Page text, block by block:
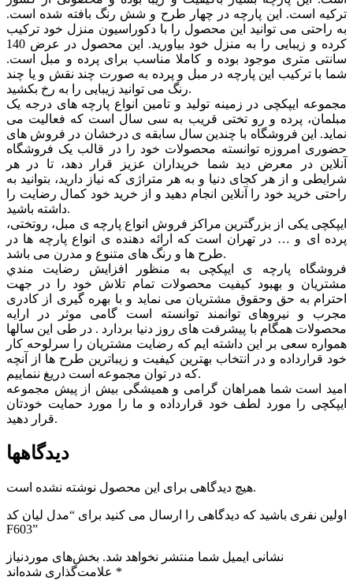
ترکیه است. این پارچه در چهار طرح و شش رنگ بافته شده است.
به راحتی می توانید این محصول را با دکوراسیون منزل خود ترکیب
کرده و زیبایی را به منزل خود بیاورید. این محصول در عرض 140
سانتی متری موجود بوده و کاملا مناسب برای پرده و مبل است.
شما با ترکیب این پارچه در مبل و پرده به صورت چند نقش و یا چند
رنگ می توانید زیبایی را به رخ بکشید.
مجموعه ایپکچی در زمینه تولید و تامین انواع پارچه های درجه یک
مبلمان، پرده و رو تختی قریب به سی سال است که فعالیت می
نماید. این فروشگاه با چندین سال سابقه ی درخشان در فروش های
حضوری امروزه توانسته محصولات خود را در قالب یک فروشگاه
آنلاین در معرض دید شما خریداران عزیز قرار دهد، تا در هر
شرایطی و از هر کجای دنیا و به هر متراژی که نیاز دارید، بتوانید به
راحتی خرید خود را آنلاین انجام دهید و از خرید خود کمال رضایت را
داشته باشید.
ایپکچی یکی از بزرگترین مراکز فروش انواع پارچه ی مبل، روتختی،
پرده ای و … در تهران است که ارائه دهنده ی انواع پارچه ها در
طرح ها و رنگ های متنوع و مدرن می باشد.
فروشگاه پارچه ی ایپکچی به منظور افزايش رضايت مندي
مشتريان و بهبود کيفيت محصولات تمام تلاش خود را در جهت
احترام به حق وحقوق مشتريان می نماید و با بهره گیری از کادری
مجرب و نیروهای توانمند توانسته است گامی موثر در ارايه
محصولات همگام با پیشرفت های روز دنیا بردارد . در طی این سالها
همواره سعی بر این داشته ایم که رضایت مشتریان را سرلوحه کار
خود قرارداده و در انتخاب بهترین کیفیت و زیباترین طرح ها از آنچه
که در توان مجموعه است دریغ ننماییم.
امید است شما همراهان گرامی و همیشگی بیش از پیش مجموعه
ایپکچی را مورد لطف خود قرارداده و ما را مورد حمایت خودتان
قرار دهید.
دیدگاهها
هیچ دیدگاهی برای این محصول نوشته نشده است.
اولین نفری باشید که دیدگاهی را ارسال می کنید برای “مدل لیان کد
F603”
نشانی ایمیل شما منتشر نخواهد شد. بخش‌های موردنیاز
*